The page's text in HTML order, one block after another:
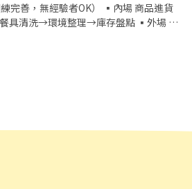
完善，無經驗者OK） ▪內場 商品進貨
洗→環境整理→庫存盤點 ▪外場 帶